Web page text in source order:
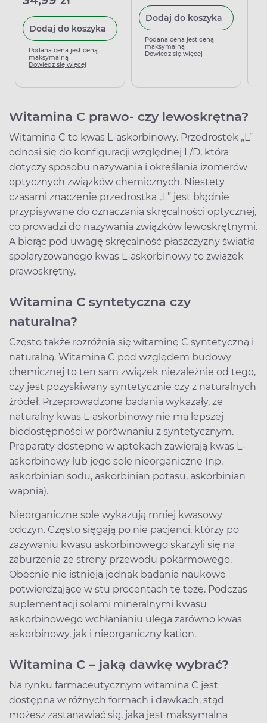
Dodaj do koszyka
Podana cena jest ceną
maksymalną
Dowiedz się więcej
Dodaj do koszyka
Podana cena jest ceną
maksymalną
Dowiedz się więcej
Witamina C prawo- czy lewoskrętna?
Witamina C to kwas L-askorbinowy. Przedrostek „L”
odnosi się do konfiguracji względnej L/D, która
dotyczy sposobu nazywania i określania izomerów
optycznych związków chemicznych. Niestety
czasami znaczenie przedrostka „L” jest błędnie
przypisywane do oznaczania skręcalności optycznej,
co prowadzi do nazywania związków lewoskrętnymi.
A biorąc pod uwagę skręcalność płaszczyzny światła
spolaryzowanego kwas L-askorbinowy to związek
prawoskrętny.
Witamina C syntetyczna czy
naturalna?
Często także rozróżnia się witaminę C syntetyczną i
naturalną. Witamina C pod względem budowy
chemicznej to ten sam związek niezależnie od tego,
czy jest pozyskiwany syntetycznie czy z naturalnych
źródeł. Przeprowadzone badania wykazały, że
naturalny kwas L-askorbinowy nie ma lepszej
biodostępności w porównaniu z syntetycznym.
Preparaty dostępne w aptekach zawierają kwas L-
askorbinowy lub jego sole nieorganiczne (np.
askorbinian sodu, askorbinian potasu, askorbinian
wapnia).
Nieorganiczne sole wykazują mniej kwasowy
odczyn. Często sięgają po nie pacjenci, którzy po
zażywaniu kwasu askorbinowego skarżyli się na
zaburzenia ze strony przewodu pokarmowego.
Obecnie nie istnieją jednak badania naukowe
potwierdzające w stu procentach tę tezę. Podczas
suplementacji solami mineralnymi kwasu
askorbinowego wchłanianiu ulega zarówno kwas
askorbinowy, jak i nieorganiczny kation.
Witamina C – jaką dawkę wybrać?
Na rynku farmaceutycznym witamina C jest
dostępna w różnych formach i dawkach, stąd
możesz zastanawiać się, jaka jest maksymalna